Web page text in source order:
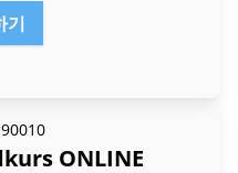
기
90010
ONLINE